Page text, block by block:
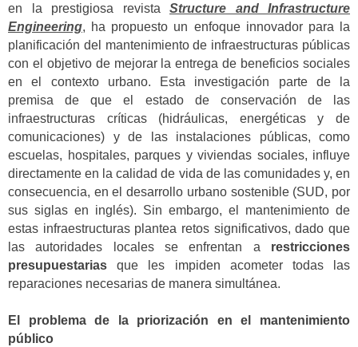
en la prestigiosa revista Structure and Infrastructure
Engineering, ha propuesto un enfoque innovador para la
planificación del mantenimiento de infraestructuras públicas
con el objetivo de mejorar la entrega de beneficios sociales
en el contexto urbano. Esta investigación parte de la
premisa de que el estado de conservación de las
infraestructuras críticas (hidráulicas, energéticas y de
comunicaciones) y de las instalaciones públicas, como
escuelas, hospitales, parques y viviendas sociales, influye
directamente en la calidad de vida de las comunidades y, en
consecuencia, en el desarrollo urbano sostenible (SUD, por
sus siglas en inglés). Sin embargo, el mantenimiento de
estas infraestructuras plantea retos significativos, dado que
las autoridades locales se enfrentan a restricciones
presupuestarias que les impiden acometer todas las
reparaciones necesarias de manera simultánea.
El problema de la priorización en el mantenimiento
público